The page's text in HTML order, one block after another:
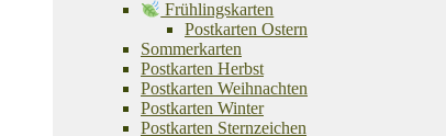
Frühlingskarten
Postkarten Ostern
Sommerkarten
Postkarten Herbst
Postkarten Weihnachten
Postkarten Winter
Postkarten Sternzeichen